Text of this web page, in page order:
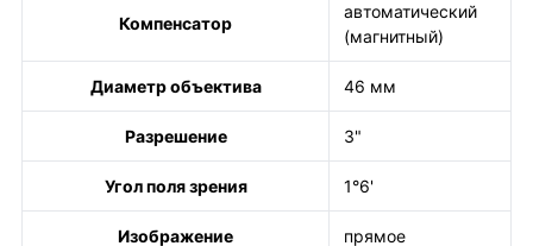
Компенсатор
автоматический
(магнитный)
Диаметр объектива 46 мм
Разрешение 3"
Угол поля зрения 1°6'
Изображение прямое